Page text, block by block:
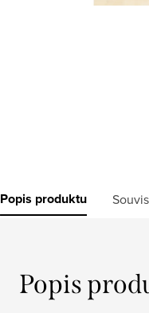
Popis produktu
Popis